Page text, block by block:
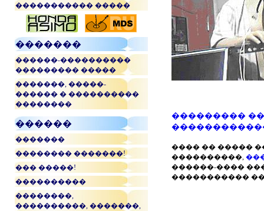
����������� �����
�������
������-����������
��������� �����
�������, �����-
������ � ����������
��������
������
�������
�������� �������!
��� �����!
����������
��������,
����������, �������,
���������
���� �� �����
����������,
������-����
�����������